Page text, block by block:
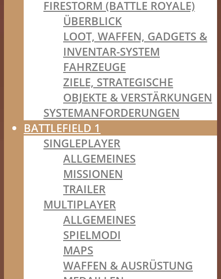
FIRESTORM (BATTLE ROYALE)
ÜBERBLICK
LOOT, WAFFEN, GADGETS &
INVENTAR-SYSTEM
FAHRZEUGE
ZIELE, STRATEGISCHE
OBJEKTE & VERSTÄRKUNGEN
SYSTEMANFORDERUNGEN
BATTLEFIELD 1
SINGLEPLAYER
ALLGEMEINES
MISSIONEN
TRAILER
MULTIPLAYER
ALLGEMEINES
SPIELMODI
MAPS
WAFFEN & AUSRÜSTUNG